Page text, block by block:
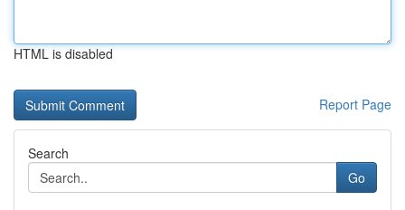
HTML is disabled
Report Page
Search
Go